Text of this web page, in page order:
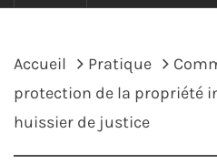
Accueil Pratique
protection de la propriété
huissier de justice